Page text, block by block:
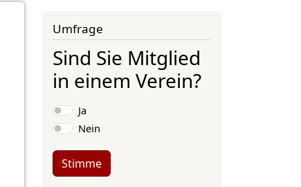
Umfrage
Sind Sie Mitglied
in einem Verein?
Auswahlmöglichkeiten
Ja
Nein
Stimme